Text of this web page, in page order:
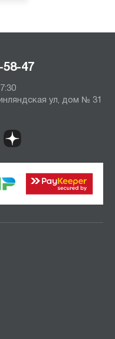
58-47
ул, дом № 31